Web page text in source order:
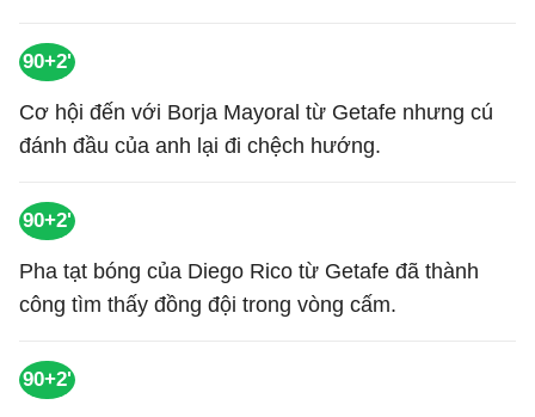
90+2'
Cơ hội đến với Borja Mayoral từ Getafe nhưng cú
đánh đầu của anh lại đi chệch hướng.
90+2'
Pha tạt bóng của Diego Rico từ Getafe đã thành
công tìm thấy đồng đội trong vòng cấm.
90+2'